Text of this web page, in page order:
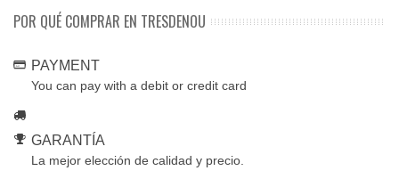
POR QUÉ COMPRAR EN TRESDENOU
PAYMENT
You can pay with a debit or credit card
GARANTÍA
La mejor elección de calidad y precio.